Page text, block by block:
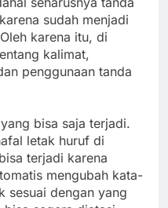
sudah menjadi
karena itu, di
kalimat,
penggunaan tanda
bisa saja terjadi.
letak huruf di
terjadi karena
mengubah kata-
sesuai dengan yang